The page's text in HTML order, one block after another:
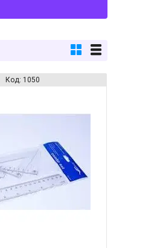
1050